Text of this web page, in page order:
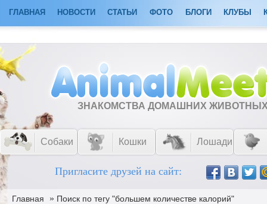
ГЛАВНАЯ НОВОСТИ СТАТЬИ ФОТО БЛОГИ КЛУБЫ
ЗНАКОМСТВА ДОМАШНИХ
Собаки Кошки Лошади
Пригласите друзей на сайт:
Главная » Поиск по тегу "большем количестве калорий"